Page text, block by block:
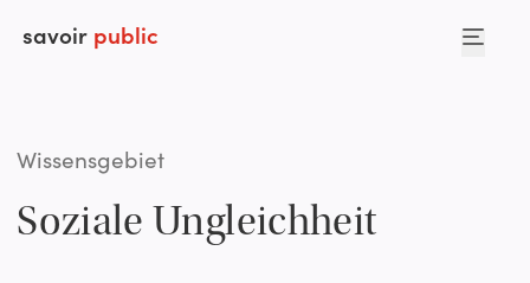
savoir public
Wissensgebiet
Soziale Ungleichheit